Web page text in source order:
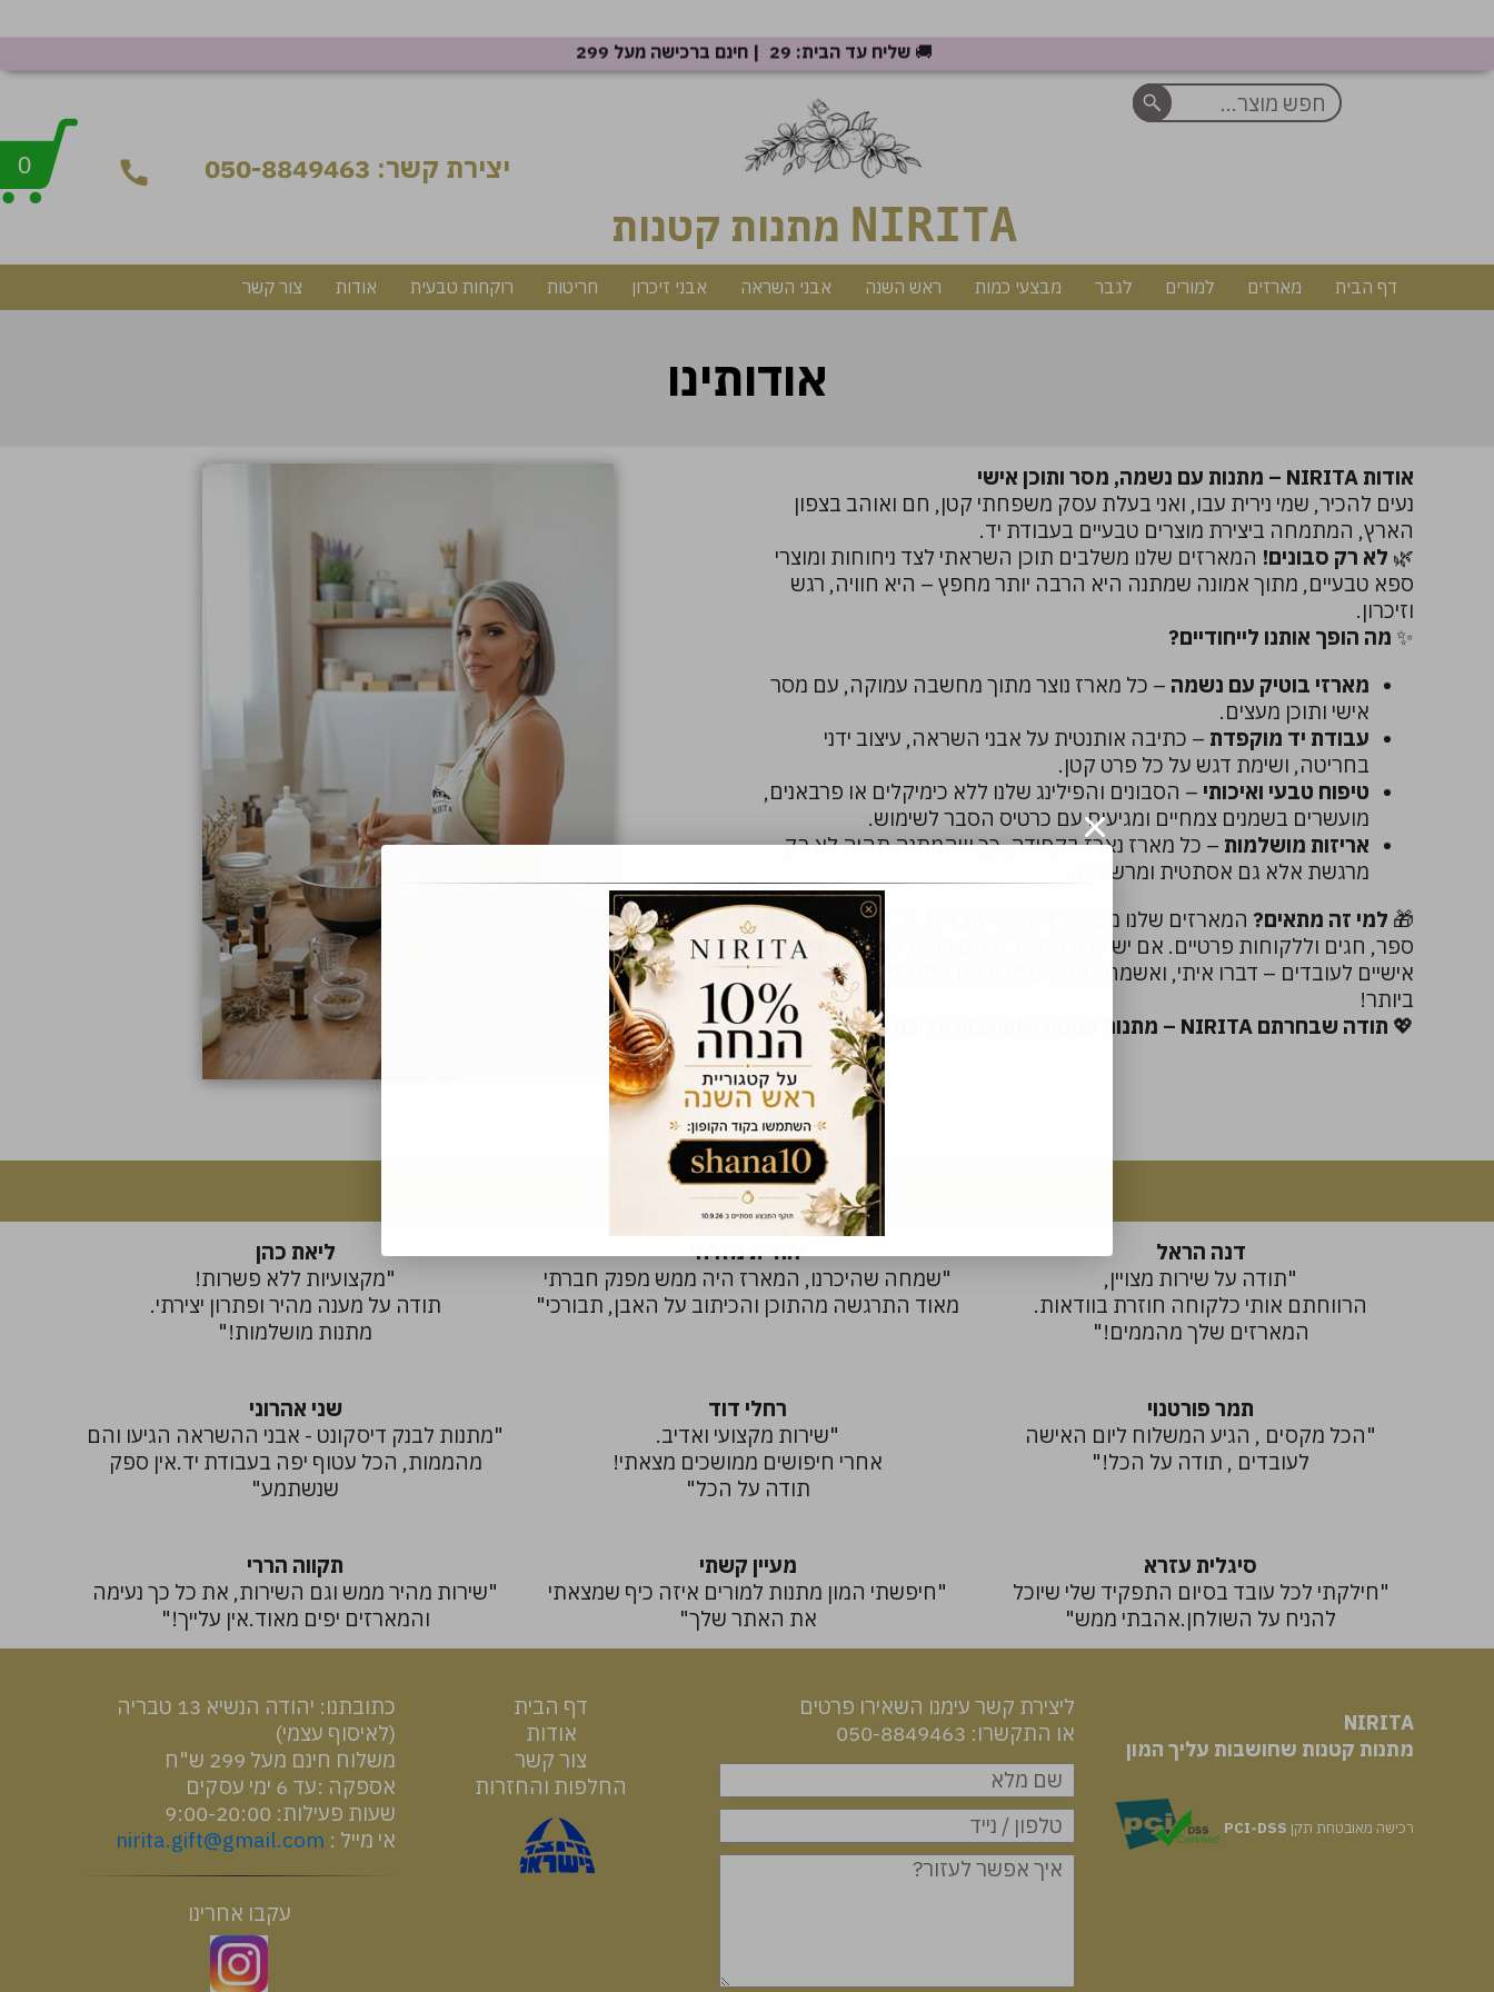
🚚שליח עד הבית: 29 ₪ | חינם ברכישה מעל 299 ₪
NIRITA מתנות קטנות
יצירת קשר: 050-8849463
דף הבית מארזים למורים לגבר מבצעי כמות ראש השנה אבני השראה אבני זיכרון חריטות רוקחות טבעית אודות צור קשר
אודותינו
אודות NIRITA – מתנות עם נשמה, מסר ותוכן אישי
נעים להכיר, שמי נירית עבו, ואני בעלת עסק משפחתי קטן, חם ואוהב בצפון
הארץ, המתמחה ביצירת מוצרים טבעיים בעבודת יד.
🌿 לא רק סבונים! המארזים שלנו משלבים תוכן השראתי לצד ניחוחות ומוצרי
ספא טבעיים, מתוך אמונה שמתנה היא הרבה יותר מחפץ – היא חוויה, רגש
וזיכרון.
✨ מה הופך אותנו לייחודיים?
מארזי בוטיק עם נשמה – כל מארז נוצר מתוך מחשבה עמוקה, עם מסר
אישי ותוכן מעצים.
עבודת יד מוקפדת – כתיבה אותנטית על אבני השראה, עיצוב ידני
בחריטה, ושימת דגש על כל פרט קטן.
טיפוח טבעי ואיכותי – הסבונים והפילינג שלנו ללא כימיקלים או פרבאנים,
מועשרים בשמנים צמחיים ומגיעים עם כרטיס הסבר לשימוש.
אריזות מושלמות – כל מארז נארז בקפידה, כך שהמתנה תהיה לא רק
מרגשת אלא גם אסתטית ומרשימה.
🎁 למי זה מתאים? המארזים שלנו משווקים לוועדי עובדים, חברות הייטק, בתי
ספר, חגים וללקוחות פרטיים. אם יש לכם תקציב ואתם רוצים לבנות מארזים
אישיים לעובדים – דברו איתי, ואשמח להתאים לכם את המתנה המושלמת
ביותר!
💖 תודה שבחרתם NIRITA – מתנות קטנות שחושבות עליכם המון!
לקוחות ממליצים
דנה הראל
"תודה על שירות מצויין,
הרווחתם אותי כלקוחה חוזרת בוודאות.
המארזים שלך מהממים!"
יהודית מזרחי
"שמחה שהיכרנו, המארז היה ממש מפנק חברתי
מאוד התרגשה מהתוכן והכיתוב על האבן, תבורכי"
ליאת כהן
"מקצועיות ללא פשרות!
תודה על מענה מהיר ופתרון יצירתי.
מתנות מושלמות!"
תמר פורטנוי
"הכל מקסים , הגיע המשלוח ליום האישה
לעובדים , תודה על הכל!"
רחלי דוד
"שירות מקצועי ואדיב.
אחרי חיפושים ממושכים מצאתי!
תודה על הכל"
שני אהרוני
"מתנות לבנק דיסקונט - אבני ההשראה הגיעו והם
מהממות, הכל עטוף יפה בעבודת יד.אין ספק
שנשתמע"
סיגלית עזרא
"חילקתי לכל עובד בסיום התפקיד שלי שיוכל
להניח על השולחן.אהבתי ממש"
מעיין קשתי
"חיפשתי המון מתנות למורים איזה כיף שמצאתי
את האתר שלך"
תקווה הררי
"שירות מהיר ממש וגם השירות, את כל כך נעימה
והמארזים יפים מאוד.אין עלייך!"
NIRITA
​​​​​​​מתנות קטנות שחושבות עליך המון
רכישה מאובטחת תקן PCI-DSS
ליצירת קשר עימנו השאירו פרטים
או התקשרו: 050-8849463
דף הבית
אודות
צור קשר
החלפות והחזרות
כתובתנו: יהודה הנשיא 13 טבריה
(לאיסוף עצמי)
משלוח חינם מעל 299 ש"ח
אספקה :עד 6 ימי עסקים
שעות פעילות: 9:00-20:00
אי מייל : nirita.gift@gmail.com
עקבו אחרינו
0